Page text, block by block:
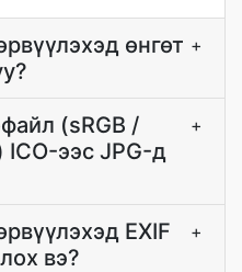
өнгөт +
(sRGB /
ICO-ээс JPG-д
+
EXIF
вэ?
+